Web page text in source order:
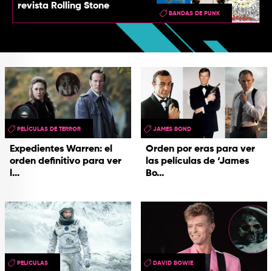
revista Rolling Stone
BANDAS DE PUNK
Expedientes Warren: el
orden definitivo para ver
l...
PELÍCULAS DE TERROR
Orden por eras para ver
las películas de ‘James
Bo...
JAMES BOND
PELICULAS DAVID BOWIE